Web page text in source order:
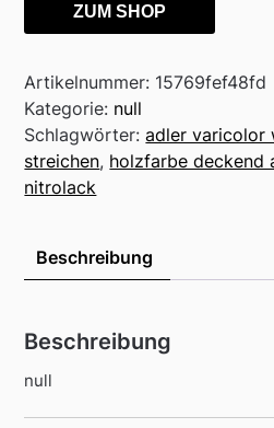
ZUM SHOP
Artikelnummer: 15769fef48fd
Kategorie: null
Schlagwörter:adler varicolor
streichen, holzfarbe deckend
nitrolack
Beschreibung
Beschreibung
null